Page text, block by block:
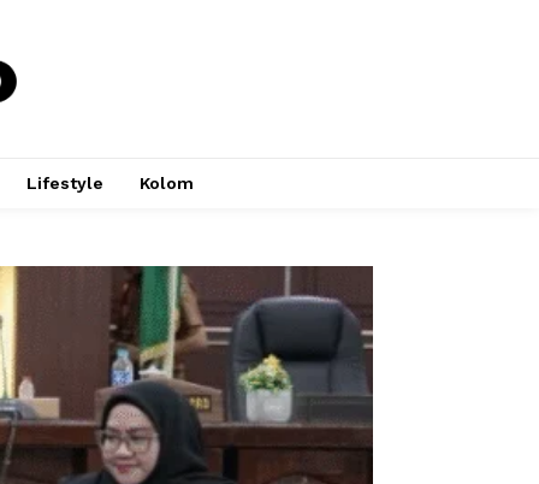
Lifestyle Kolom